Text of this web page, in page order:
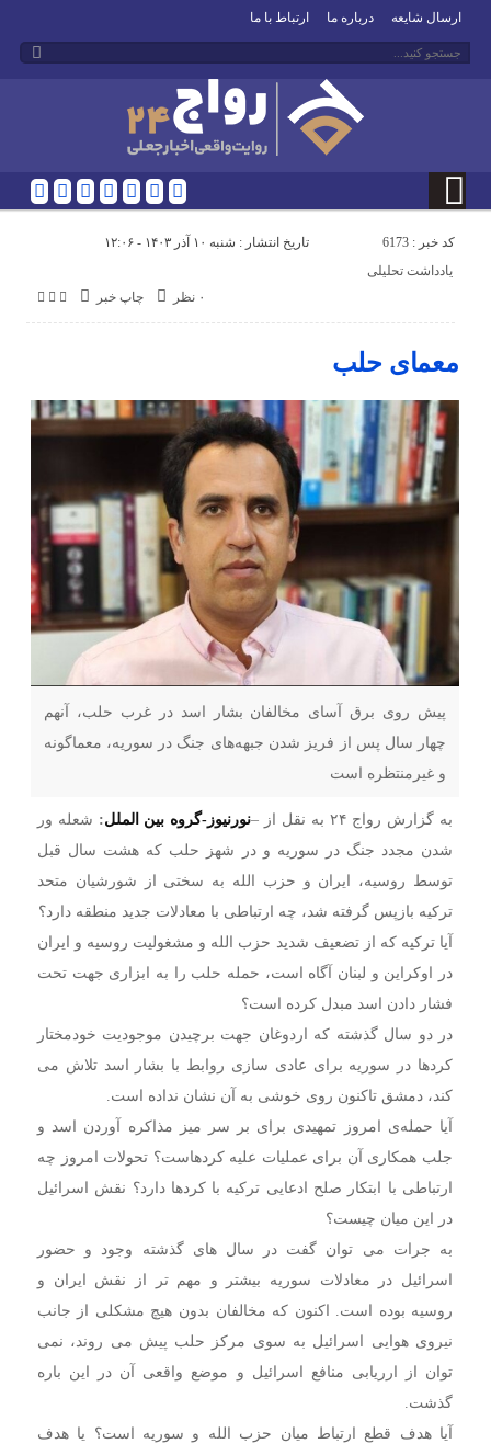
ارسال شایعه درباره ما ارتباط با ما
کد خبر : 6173 تاریخ انتشار : شنبه ۱۰ آذر ۱۴۰۳ - ۱۲:۰۶
چاپ خبر ۰ نظر
یادداشت تحلیلی
معمای حلب
پیش روی برق آسای مخالفان بشار اسد در غرب حلب، آنهم
چهار سال پس از فریز شدن جبهه‌های جنگ در سوریه‌، معماگونه
و غیرمنتظره است
به گزارش رواج ۲۴ به نقل از – نورنیوز-گروه بین الملل: شعله ور
شدن مجدد جنگ در سوریه و در شهز حلب که هشت سال قبل
توسط روسیه، ایران و حزب الله به سختی از شورشیان متحد
ترکیه بازپس گرفته شد، چه ارتباطی با معادلات جدید منطقه دارد؟
آیا ترکیه که از تضعیف شدید حزب الله و مشغولیت روسیه و ایران
در اوکراین و لبنان آگاه است، حمله‌ حلب را به ابزاری جهت تحت
فشار دادن اسد مبدل کرده است؟
در دو سال گذشته که اردوغان جهت برچیدن موجودیت خودمختار
کردها در سوریه برای عادی سازی روابط با بشار اسد تلاش می
کند، دمشق تاکنون روی خوشی به آن نشان نداده است.
آیا حمله‌ی امروز تمهیدی برای بر سر میز مذاکره آوردن اسد و
جلب همکاری آن برای عملیات علیه کردهاست؟ تحولات امروز چه
ارتباطی با ابتکار صلح ادعایی ترکیه با کردها دارد؟ نقش اسرائیل
در این میان چیست؟
به جرات می توان گفت در سال های گذشته وجود و حضور
اسرائیل در معادلات سوریه بیشتر و مهم تر از نقش ایران و
روسیه بوده است. اکنون که مخالفان بدون هیچ مشکلی از جانب
نیروی هوایی اسرائیل به سوی مرکز حلب پیش می روند، نمی
توان از ارریابی منافع اسرائیل و موضع واقعی آن در این باره
گذشت.
آیا هدف قطع ارتباط میان حزب الله و سوریه است؟ یا هدف